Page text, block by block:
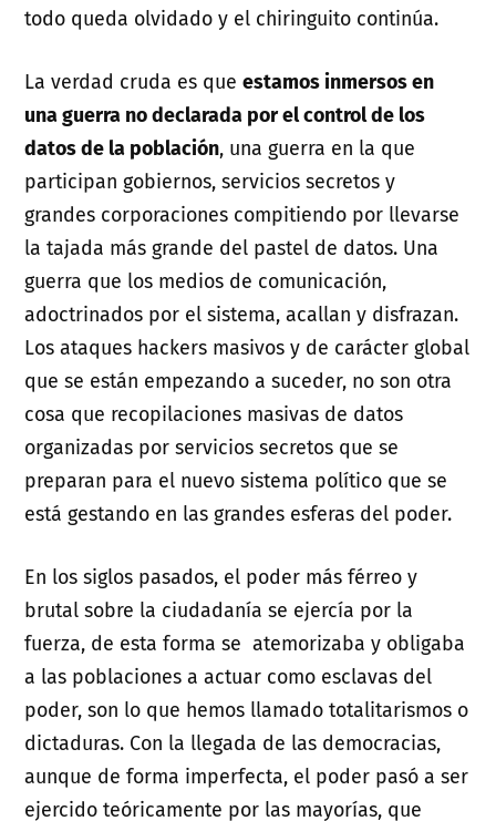
todo queda olvidado y el chiringuito continúa.
La verdad cruda es queestamos inmersos en
una guerra no declarada por el control de los
datos de la población, una guerra en la que
participan gobiernos, servicios secretos y
grandes corporaciones compitiendo por llevarse
la tajada más grande del pastel de datos. Una
guerra que los medios de comunicación,
adoctrinados por el sistema, acallan y disfrazan.
Los ataques hackers masivos y de carácter global
que se están empezando a suceder, no son otra
cosa que recopilaciones masivas de datos
organizadas por servicios secretos que se
preparan para el nuevo sistema político que se
está gestando en las grandes esferas del poder.
En los siglos pasados, el poder más férreo y
brutal sobre la ciudadanía se ejercía por la
fuerza, de esta forma se atemorizaba y obligaba
a las poblaciones a actuar como esclavas del
poder, son lo que hemos llamado totalitarismos o
dictaduras. Con la llegada de las democracias,
aunque de forma imperfecta, el poder pasó a ser
ejercido teóricamente por las mayorías, que